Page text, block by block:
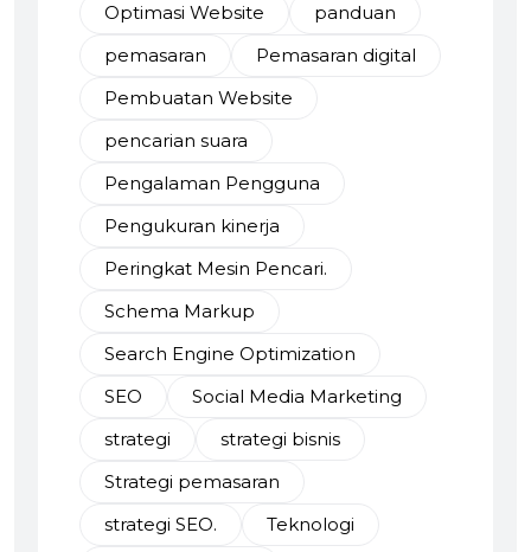
Optimasi Website
panduan
pemasaran
Pemasaran digital
Pembuatan Website
pencarian suara
Pengalaman Pengguna
Pengukuran kinerja
Peringkat Mesin Pencari.
Schema Markup
Search Engine Optimization
SEO
Social Media Marketing
strategi
strategi bisnis
Strategi pemasaran
strategi SEO.
Teknologi